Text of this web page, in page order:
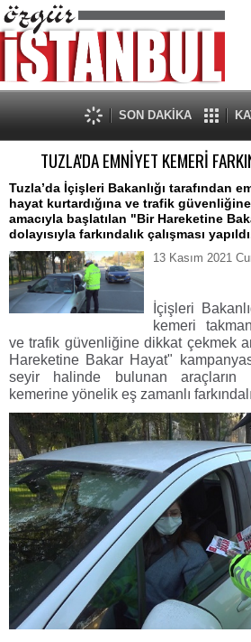
SON DAKİKA
TUZLA'DA EMNİYET KEMERİ
Tuzla’da İçişleri Bakanlığı tarafından
hayat kurtardığına ve trafik
amacıyla başlatılan "Bir Hareketine
dolayısıyla farkındalık çalışması
13 Kasım 2021
İçişleri
kemeri
ve trafik güvenliğine dikkat çekmek
Hareketine Bakar Hayat"
seyir halinde bulunan araçların
kemerine yönelik eş zamanlı